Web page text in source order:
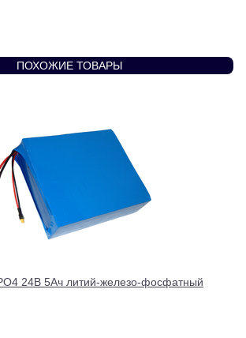
ПОХОЖИЕ ТОВАРЫ
24В 5Ач литий-железо-фосфатный